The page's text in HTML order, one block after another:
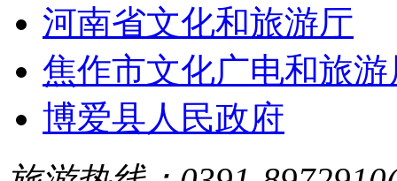
河南省文化和旅游厅
焦作市文化广电和旅游
博爱县人民政府